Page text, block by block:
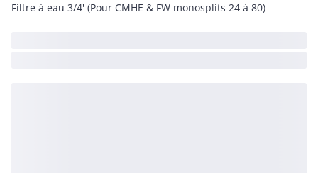
Filtre à eau 3/4' (Pour CMHE & FW monosplits 24 à 80)